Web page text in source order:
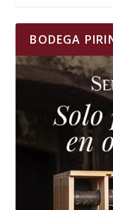
BODEGA